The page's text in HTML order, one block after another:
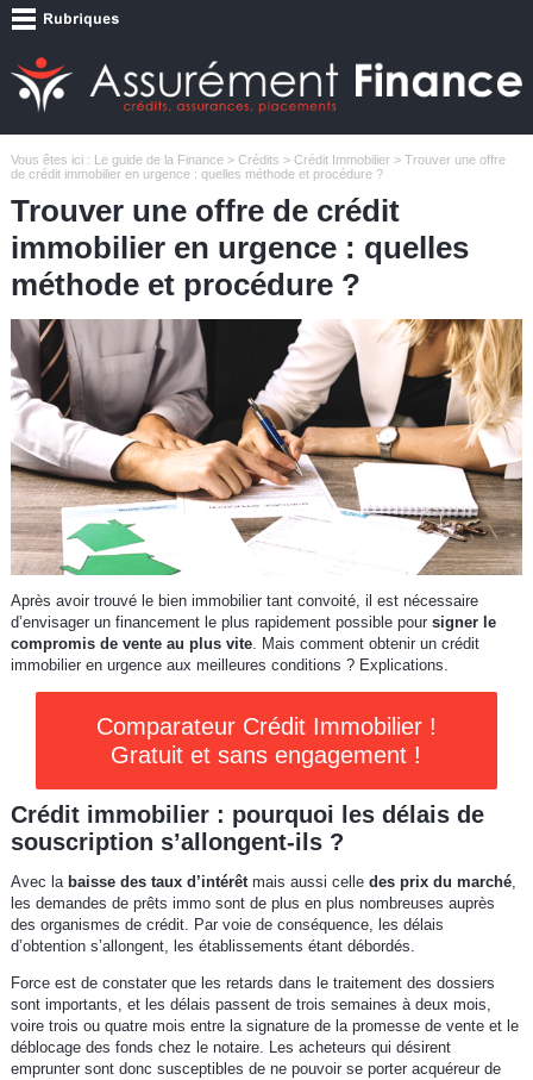
Vous êtes ici : Le guide de la Finance> Crédits > Crédit Immobilier> Trouver une offre
de crédit immobilier en urgence : quelles méthode et procédure ?
Trouver une offre de crédit
immobilier en urgence : quelles
méthode et procédure ?
Après avoir trouvé le bien immobilier tant convoité, il est nécessaire
d’envisager un financement le plus rapidement possible pour signer le
compromis de vente au plus vite. Mais comment obtenir un crédit
immobilier en urgence aux meilleures conditions ? Explications.
Comparateur Crédit Immobilier !
Gratuit et sans engagement !
Crédit immobilier : pourquoi les délais de
souscription s’allongent-ils ?
Avec la baisse des taux d’intérêtmais aussi celle des prix du marché,
les demandes de prêts immo sont de plus en plus nombreuses auprès
des organismes de crédit. Par voie de conséquence, les délais
d’obtention s’allongent, les établissements étant débordés.
Force est de constater que les retards dans le traitement des dossiers
sont importants, et les délais passent de trois semaines à deux mois,
voire trois ou quatre mois entre la signature de la promesse de vente et le
déblocage des fonds chez le notaire. Les acheteurs qui désirent
emprunter sont donc susceptibles de ne pouvoir se porter acquéreur de